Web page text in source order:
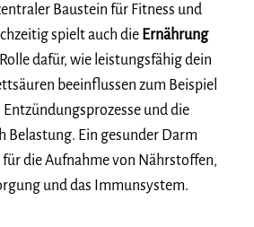
Baustein für Fitness und
spielt auch die Ernährung
dafür, wie leistungsfähig dein
beeinflussen zum Beispiel
und die
Belastung. Ein gesunder Darm
die Aufnahme von Nährstoffen,
und das Immunsystem.